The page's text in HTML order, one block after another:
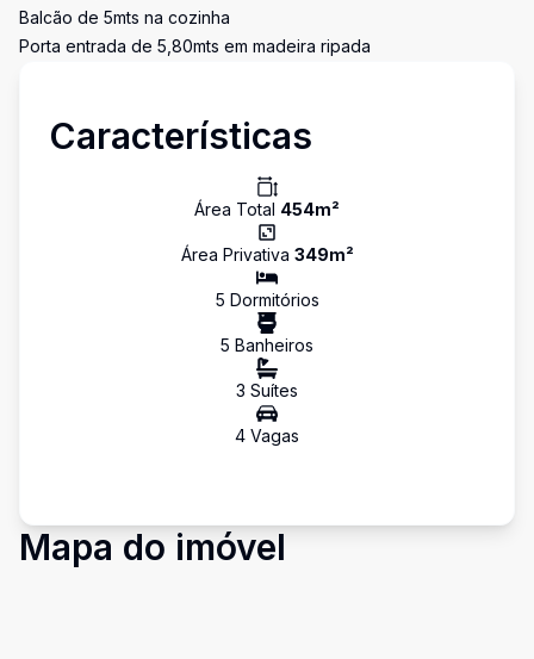
Balcão de 5mts na cozinha
Porta entrada de 5,80mts em madeira ripada
Características
Área Total 454m²
Área Privativa 349m²
5 Dormitórios
5 Banheiros
3 Suítes
4 Vagas
Mapa do imóvel